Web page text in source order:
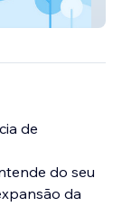
de
do seu
da